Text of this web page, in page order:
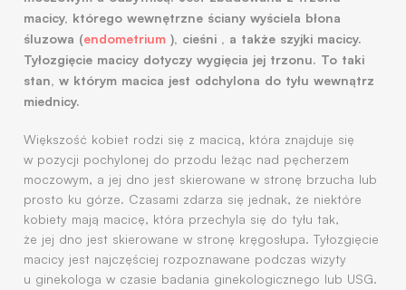
macicy, którego wewnętrzne ściany wyściela błona
śluzowa (endometrium ), cieśni , a także szyjki macicy.
Tyłozgięcie macicy dotyczy wygięcia jej trzonu. To taki
stan, w którym macica jest odchylona do tyłu wewnątrz
miednicy.
Większość kobiet rodzi się z macicą, która znajduje się
w pozycji pochylonej do przodu leżąc nad pęcherzem
moczowym, a jej dno jest skierowane w stronę brzucha lub
prosto ku górze. Czasami zdarza się jednak, że niektóre
kobiety mają macicę, która przechyla się do tyłu tak,
że jej dno jest skierowane w stronę kręgosłupa. Tyłozgięcie
macicy jest najczęściej rozpoznawane podczas wizyty
u ginekologa w czasie badania ginekologicznego lub USG.